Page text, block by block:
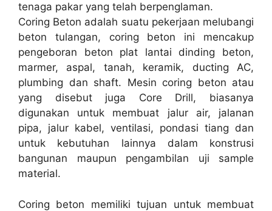
tenaga pakar yang telah berpenglaman.
Coring Beton adalah suatu pekerjaan melubangi
beton tulangan, coring beton ini mencakup
pengeboran beton plat lantai dinding beton,
marmer, aspal, tanah, keramik, ducting AC,
plumbing dan shaft. Mesin coring beton atau
yang disebut juga Core Drill, biasanya
digunakan untuk membuat jalur air, jalanan
pipa, jalur kabel, ventilasi, pondasi tiang dan
untuk kebutuhan lainnya dalam konstrusi
bangunan maupun pengambilan uji sample
material.
Coring beton memiliki tujuan untuk membuat